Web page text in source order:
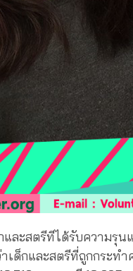
ละสตรีทีได้รับความรุน
เด็กและสตรีที่ถูกกระทำ